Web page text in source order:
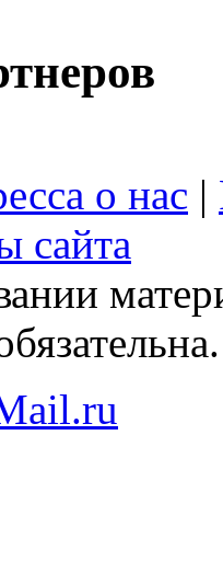
о нас |
сайта